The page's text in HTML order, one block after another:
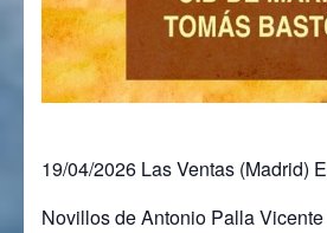
19/04/2026 Las Ventas (Madrid)
Novillos de Antonio Palla Vicente